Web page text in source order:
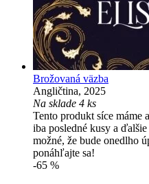
Brožovaná väzba
Angličtina, 2025
Na sklade 4 ks
Tento produkt síce máme
iba posledné kusy a
možné, že bude onedlho
ponáhľajte sa!
-65 %